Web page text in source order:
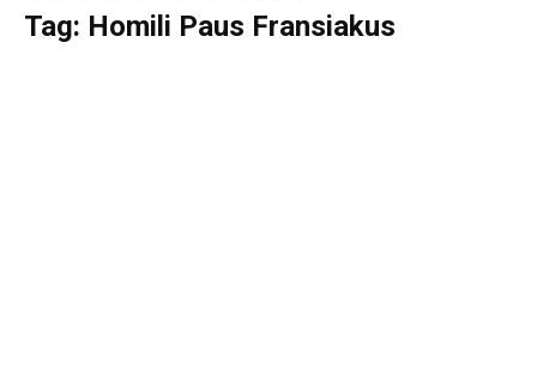
Tag: Homili Paus Fransiakus